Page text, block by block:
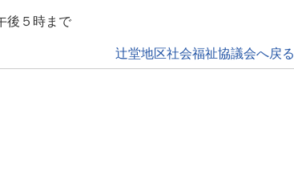
後５時まで
辻堂地区社会福祉協議会へ戻る